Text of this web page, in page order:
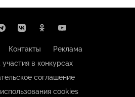
Контакты
Реклама
в конкурсах
соглашение
cookies